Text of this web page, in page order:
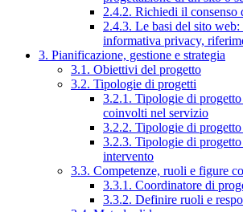
2.4.2. Richiedi il consenso
2.4.3. Le basi del sito web:
informativa privacy,
3. Pianificazione, gestione e strategia
3.1. Obiettivi del progetto
3.2. Tipologie di progetti
3.2.1. Tipologie di
coinvolti nel servizio
3.2.2. Tipologie di
3.2.3. Tipologie di
intervento
3.3. Competenze, ruoli e figure
3.3.1. Coordinatore di
3.3.2. Definire ruoli e